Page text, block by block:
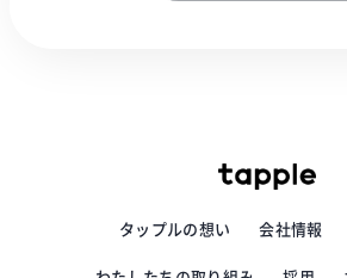
タップルの想い 会社情報